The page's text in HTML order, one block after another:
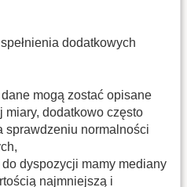
dodatkowych
mogą zostać opisane
miary, dodatkowo często
sprawdzeniu normalności
dyspozycji mamy mediany
najmniejszą i